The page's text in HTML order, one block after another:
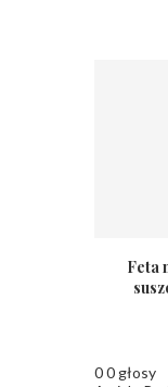
Feta
00 głosy